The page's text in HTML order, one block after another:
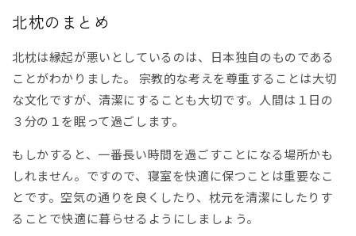
北枕のまとめ
北枕は縁起が悪いとしているのは、日本独自のものである
ことがわかりました。 宗教的な考えを尊重することは大切
な文化ですが、清潔にすることも大切です。人間は１日の
３分の１を眠って過ごします。
もしかすると、一番長い時間を過ごすことになる場所かも
しれません。ですので、寝室を快適に保つことは重要なこ
とです。空気の通りを良くしたり、枕元を清潔にしたりす
ることで快適に暮らせるようにしましょう。